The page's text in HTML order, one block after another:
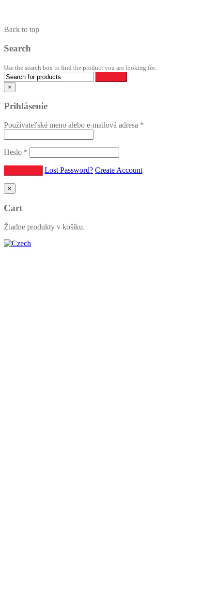
Back to top
Search
Use the search box to find the product you are looking for.
×
Prihlásenie
Používateľské meno alebo e-mailová adresa *
Heslo *
Lost Password? Create Account
×
Cart
Žiadne produkty v košíku.